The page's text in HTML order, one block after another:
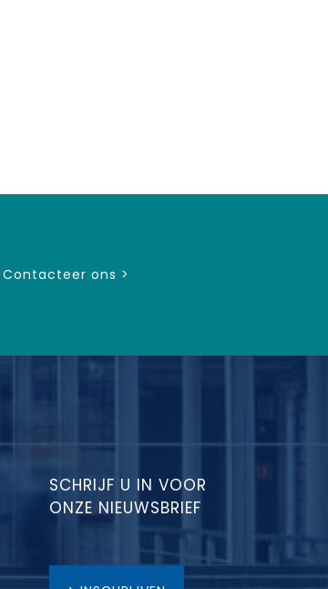
Contacteer ons >
SCHRIJF U IN VOOR
ONZE NIEUWSBRIEF